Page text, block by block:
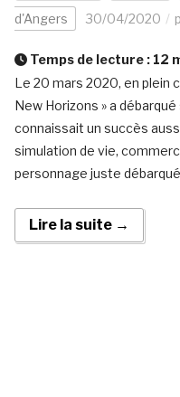
d'Angers 30/04/2020
Temps de lecture : 12
Le 20 mars 2020, en plein
New Horizons » a
connaissait un succès
simulation de vie,
personnage juste
Lire la suite →